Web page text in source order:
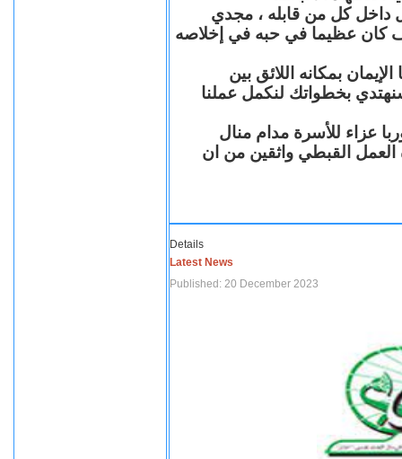
داخل كل من قابله ، مجدي
عظيما في حبه في إخلاصه
بمكانه اللائق بين
بخطواتك لنكمل عملنا
عزاء للأسرة مدام منال
العمل القبطي واثقين من ان
Details
Latest News
Published: 20 December 2023